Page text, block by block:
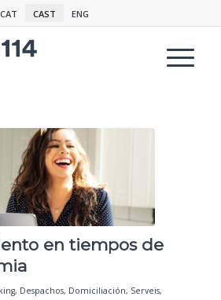
CAT CAST ENG
en tiempos de
, Despachos, Domiciliación, Serveis,